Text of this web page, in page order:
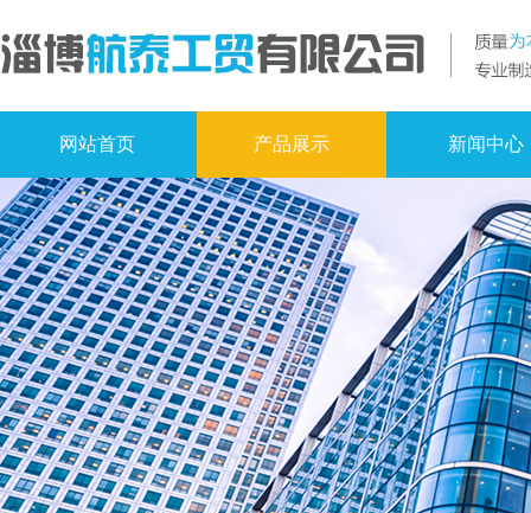
网站首页 产品展示 新闻中心